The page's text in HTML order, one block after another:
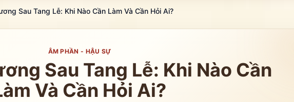
Sau Tang Lễ: Khi Nào Cần Làm Và Cần Hỏi Ai?
ÂM PHẦN - HẬU SỰ
Sau Tang Lễ: Khi Nào Cần
Và Cần Hỏi Ai?